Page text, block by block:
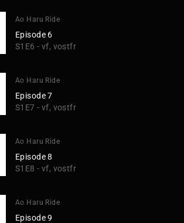
Ao Haru Ride
Episode 6
S1E6 - vf, vostfr
Ao Haru Ride
Episode 7
S1E7 - vf, vostfr
Ao Haru Ride
Episode 8
S1E8 - vf, vostfr
Ao Haru Ride
Episode 9